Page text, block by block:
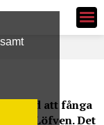
med att fånga
Löfven. Det